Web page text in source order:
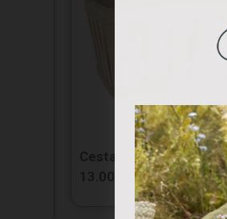
Cesta de madera
13.00